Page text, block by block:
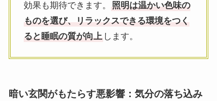
効果も期待できます。
照明は温かい色味の
ものを選び、リラックスできる環境をつく
ると睡眠の質が向上 します。
暗い玄関がもたらす悪影響：気分の落ち込み